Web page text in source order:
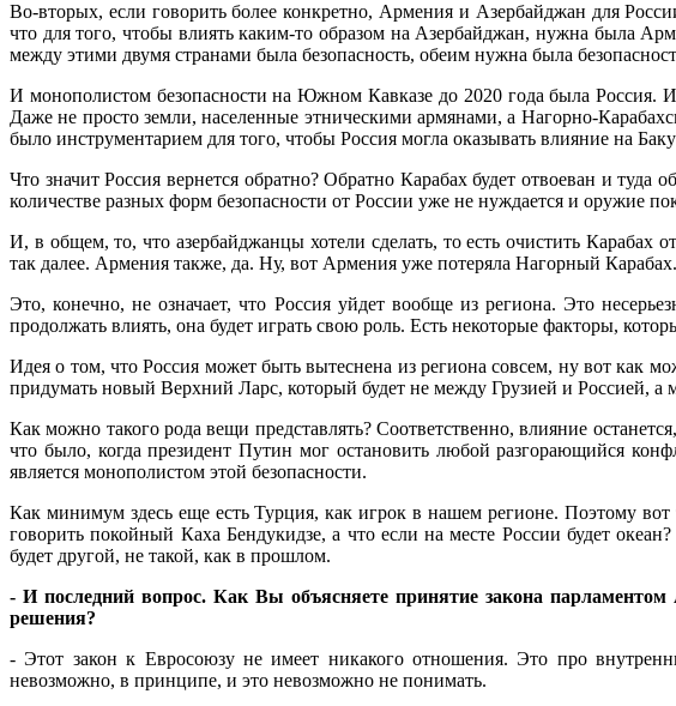
Во-вторых, если говорить более конкретно, Армения и Азербайджан для
что для того, чтобы влиять каким-то образом на Азербайджан, нужна была
между этими двумя странами была безопасность, обеим нужна была
И монополистом безопасности на Южном Кавказе до 2020 года была Россия.
Даже не просто земли, населенные этническими армянами, а Нагорно-
было инструментарием для того, чтобы Россия могла оказывать влияние на
Что значит Россия вернется обратно? Обратно Карабах будет отвоеван и
количестве разных форм безопасности от России уже не нуждается и оружие
И, в общем, то, что азербайджанцы хотели сделать, то есть очистить
так далее. Армения также, да. Ну, вот Армения уже потеряла Нагорный
Это, конечно, не означает, что Россия уйдет вообще из региона. Это
продолжать влиять, она будет играть свою роль. Есть некоторые факторы,
Идея о том, что Россия может быть вытеснена из региона совсем, ну вот
придумать новый Верхний Ларс, который будет не между Грузией и
Как можно такого рода вещи представлять? Соответственно, влияние
что было, когда президент Путин мог остановить любой разгорающийся
является монополистом этой безопасности.
Как минимум здесь еще есть Турция, как игрок в нашем регионе. Поэтому вот
говорить покойный Каха Бендукидзе, а что если на месте России будет
будет другой, не такой, как в прошлом.
- И последний вопрос. Как Вы объясняете принятие закона
решения?
- Этот закон к Евросоюзу не имеет никакого отношения. Это про
невозможно, в принципе, и это невозможно не понимать.